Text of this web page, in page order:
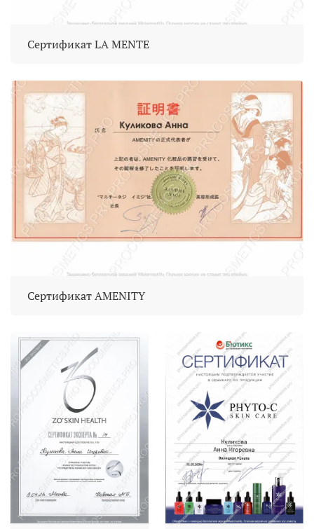
Сертификат LA MENTE
Сертификат AMENITY